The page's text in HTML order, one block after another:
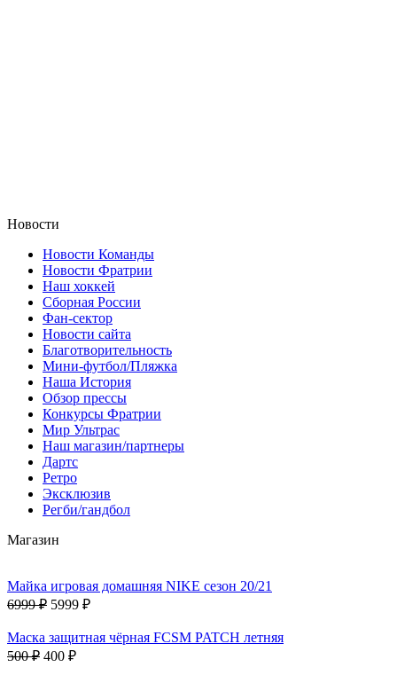
Новости
Новости Команды
Новости Фратрии
Наш хоккей
Сборная России
Фан-cектор
Новости сайта
Благотворительность
Мини-футбол/Пляжка
Наша История
Обзор прессы
Конкурсы Фратрии
Мир Ультрас
Наш магазин/партнеры
Дартс
Ретро
Эксклюзив
Регби/гандбол
Магазин
Майка игровая домашняя NIKE сезон 20/21
6999 ₽ 5999 ₽
Маска защитная чёрная FCSM PATCH летняя
500 ₽ 400 ₽